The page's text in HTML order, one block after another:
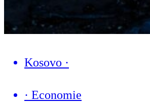
Kosovo ·
· Economie